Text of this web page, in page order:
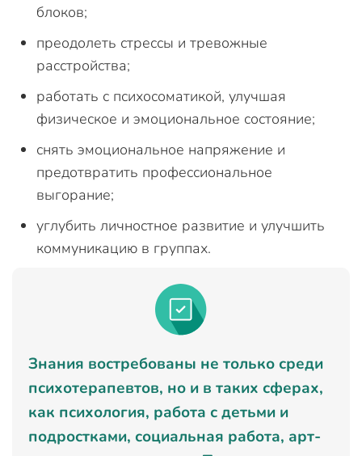
блоков;
преодолеть стрессы и тревожные
расстройства;
работать с психосоматикой, улучшая
физическое и эмоциональное состояние;
снять эмоциональное напряжение и
предотвратить профессиональное
выгорание;
углубить личностное развитие и улучшить
коммуникацию в группах.
Знания востребованы не только среди
психотерапевтов, но и в таких сферах,
как психология, работа с детьми и
подростками, социальная работа, арт-